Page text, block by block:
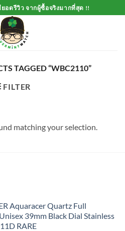
ยอดรีวิว จากผู้ซื้อจริงมากที่สุด !!
TAGGED “WBC2110”
FILTER
matching your selection.
Aquaracer Quartz Full
39mm Black Dial Stainless
RARE